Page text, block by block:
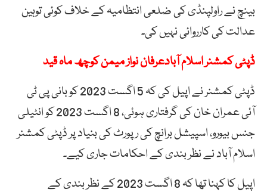
بینچ نے راولپنڈی کی ضلعی انتظامیہ کے خلاف کوئی توہین
عدالت کی کارروائی نہیں کی۔
ڈپٹی کمشنر اسلام آبادعرفان نواز میمن کوچھ ماہ قید
ڈپٹی کمشنر نے اپیل کی کہ 5 اگست 2023 کو بانی پی ٹی
آئی عمران خان کی گرفتاری ہوئی، 8 اگست 2023 کو انٹیلی
جنس بیورو، اسپیشل برانچ کی رپورٹ کی بنیاد پر ڈپٹی کمشنر
اسلام آباد نے نظر بندی کے احکامات جاری کیے۔
اپیل کا کہنا تھا کہ 8 اگست 2023 کے نظر بندی کے